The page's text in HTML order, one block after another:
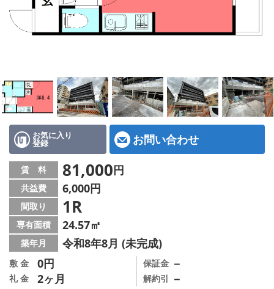
ペット相談OKの賃貸！
ハウスメーカー施工特集！
路線·駅から探す
IT重説について
スタッフ紹介
賃貸管理の北白川店
店舗情報·アクセス
会社概要
メールでお問い合わせ
お気に入り
登録 お問い合わせ
賃 料 81,000円
共益費 6,000円
間取り 1R
専有面積 24.57㎡
築年月 令和8年8月 (未完成)
敷 金 0円
礼 金 2ヶ月
保証金 －
解約引 －